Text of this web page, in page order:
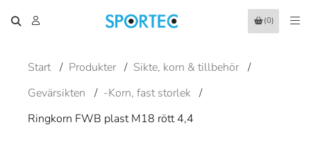
(0)
Start / Produkter / Sikte, korn & tillbehör /
Gevärsikten
/ -Korn, fast storlek
/
Ringkorn FWB plast M18 rött 4,4